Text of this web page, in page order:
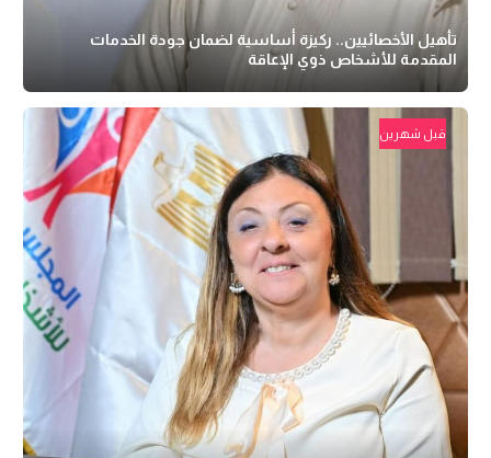
تأهيل الأخصائيين.. ركيزة أساسية لضمان جودة الخدمات
المقدمة للأشخاص ذوي الإعاقة
قبل شهرين